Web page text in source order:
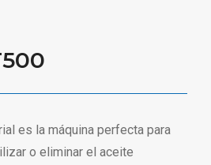
es la máquina perfecta para
o eliminar el aceite